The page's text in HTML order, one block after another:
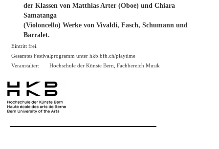
der Klassen von Matthias Arter (Oboe) und Chiara
Samatanga
(Violoncello) Werke von Vivaldi, Fasch, Schumann und
Barralet.
Eintritt frei.
Gesamtes Festivalprogramm unter hkb.bfh.ch/playtime
Veranstalter:
Hochschule der Künste Bern, Fachbereich Musik